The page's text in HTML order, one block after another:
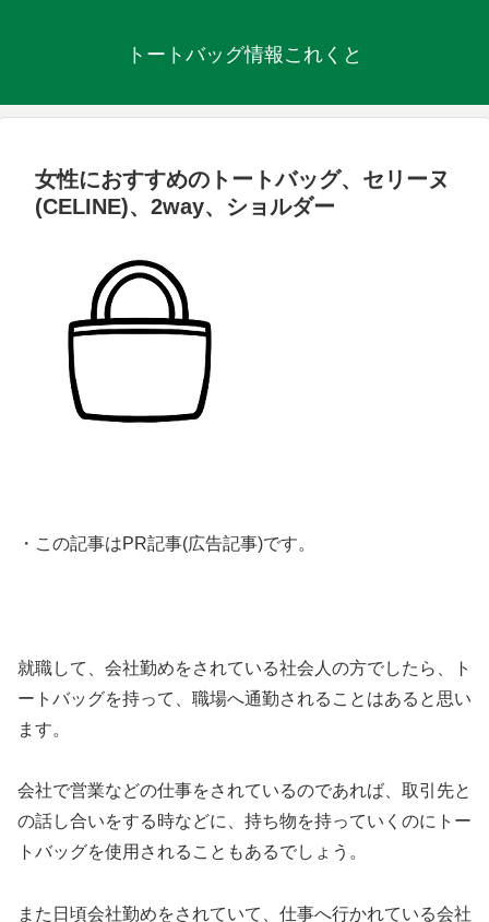
トートバッグ情報これくと
女性におすすめのトートバッグ、セリーヌ
(CELINE)、2way、ショルダー
・この記事はPR記事(広告記事)です。
就職して、会社勤めをされている社会人の方でしたら、ト
ートバッグを持って、職場へ通勤されることはあると思い
ます。
会社で営業などの仕事をされているのであれば、取引先と
の話し合いをする時などに、持ち物を持っていくのにトー
トバッグを使用されることもあるでしょう。
また日頃会社勤めをされていて、仕事へ行かれている会社